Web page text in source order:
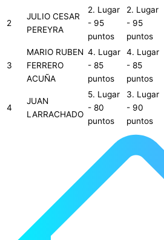
2
JULIO CESAR
PEREYRA
2. Lugar
- 95
puntos
2. Lugar
- 95
puntos
3
MARIO RUBEN
FERRERO
ACUÑA
4. Lugar
- 85
puntos
4. Lugar
- 85
puntos
4
JUAN
LARRACHADO
5. Lugar
- 80
puntos
3. Lugar
- 90
puntos